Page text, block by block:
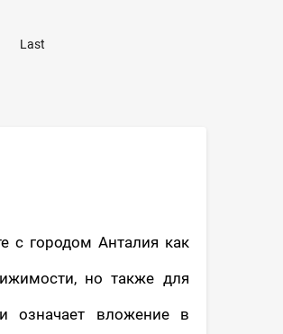
Last
с городом Анталия как
но также для
означает вложение в